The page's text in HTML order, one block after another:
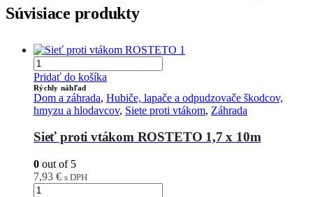
Súvisiace produkty
Pridať do košíka
Rýchly náhľad
Dom a záhrada, Hubiče, lapače a odpudzovače škodcov,
hmyzu a hlodavcov, Siete proti vtákom, Záhrada
Sieť proti vtákom ROSTETO 1,7 x 10m
0 out of 5
7,93 € s DPH